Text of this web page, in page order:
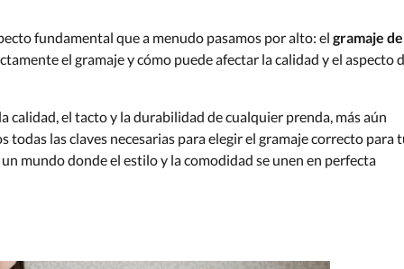
fundamental que a menudo pasamos por alto: el gramaje de
el gramaje y cómo puede afectar la calidad y el aspecto
calidad, el tacto y la durabilidad de cualquier prenda, más aún
todas las claves necesarias para elegir el gramaje correcto para
mundo donde el estilo y la comodidad se unen en perfecta